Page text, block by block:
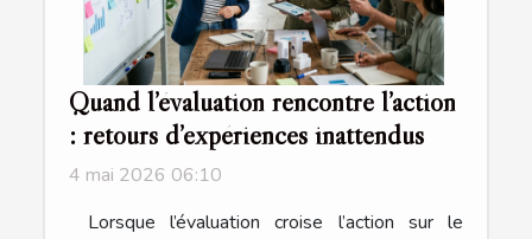
Quand l’évaluation rencontre l’action
: retours d’expériences inattendus
4 mai 2026 06:10
Lorsque l’évaluation croise l’action sur le